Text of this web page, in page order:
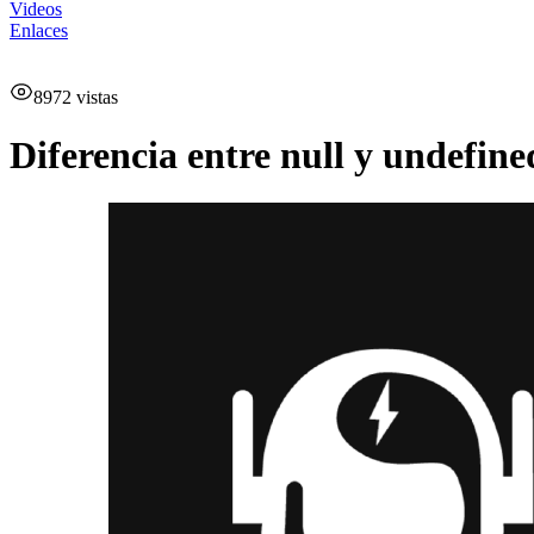
Videos
Enlaces
8972 vistas
Diferencia entre null y